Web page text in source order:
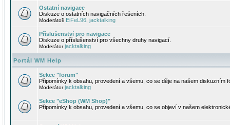
Ostatní navigace
Diskuze o ostatních navigačních řešeních.
Moderátoři EiFeL96 jacktalking
Příslušenství pro navigace
Diskuze o příslušenství pro všechny druhy navigací.
Moderátorjacktalking
Portál WM Help
Sekce "forum"
Připomínky k obsahu, provedení a všemu, co se děje na našem diskuzním
Moderátorjacktalking
Sekce "eShop (WM Shop)"
Připomínky k obsahu, provedení a všemu, co se objeví v našem